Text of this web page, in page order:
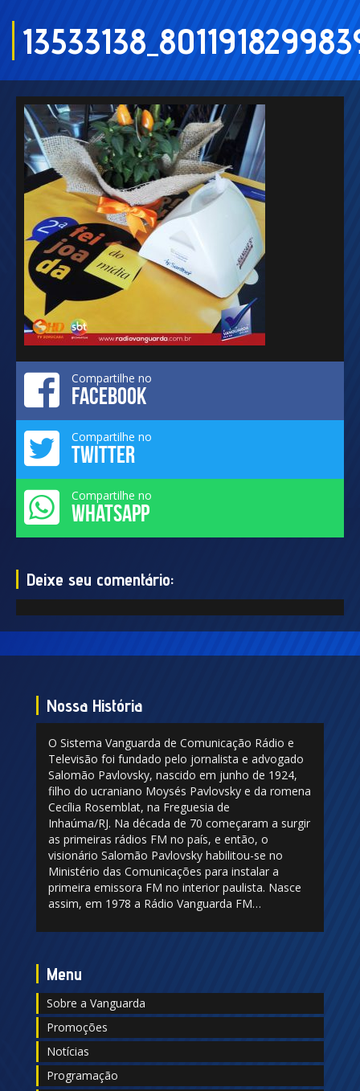
Compartilhe no
FACEBOOK
Compartilhe no
TWITTER
Compartilhe no
WHATSAPP
Deixe seu comentário:
Nossa História
O Sistema Vanguarda de Comunicação Rádio e
Televisão foi fundado pelo jornalista e advogado
Salomão Pavlovsky, nascido em junho de 1924,
filho do ucraniano Moysés Pavlovsky e da romena
Cecília Rosemblat, na Freguesia de
Inhaúma/RJ. Na década de 70 começaram a surgir
as primeiras rádios FM no país, e então, o
visionário Salomão Pavlovsky habilitou-se no
Ministério das Comunicações para instalar a
primeira emissora FM no interior paulista. Nasce
assim, em 1978 a Rádio Vanguarda FM…
Menu
Sobre a Vanguarda
Promoções
Notícias
Programação